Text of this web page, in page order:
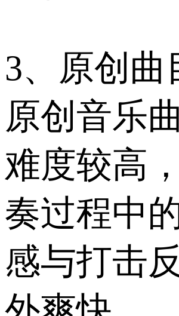
3、原创曲
原创音乐
难度较高
奏过程中
感与打击